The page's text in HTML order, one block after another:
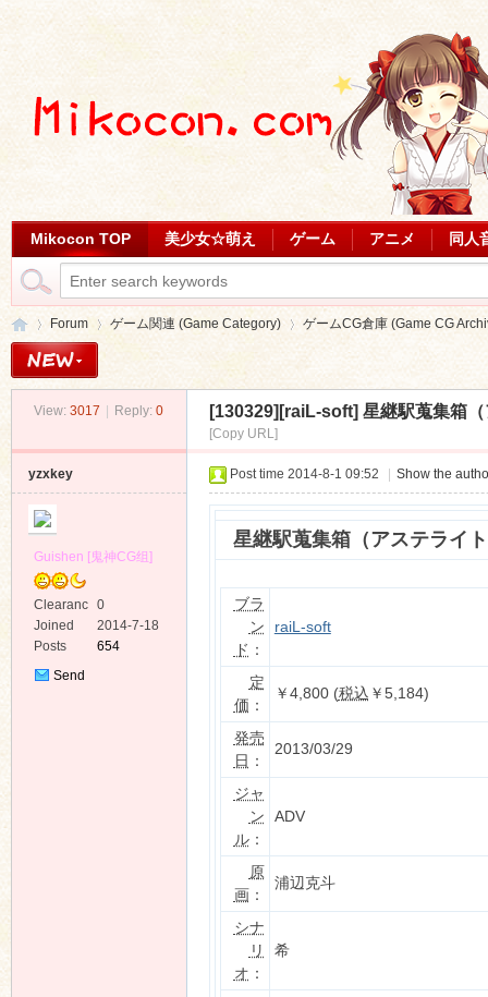
Mikocon TOP 美少女☆萌え ゲーム アニメ 同人
Forum
›
ゲーム関連 (Game Category)
›
ゲームCG倉庫 (Game CG
View: 3017 Reply: 0 [130329][raiL-soft] 星継駅蒐集箱
[Copy URL]
yzxkey
Guishen [鬼神CG组]
Clearanc
e
0
Joined
2014-7-18
Posts
654
Send
Post time 2014-8-1 09:52 Show the
星継駅蒐集箱（アステライ
ブラ
ン
ド ：
raiL-soft
定
価 ：
￥4,800 (税込 ￥5,184)
発売
日 ：
2013/03/29
ジャ
ン
ル：
ADV
原
画：
浦辺克斗
シナ
リ
オ ：
希